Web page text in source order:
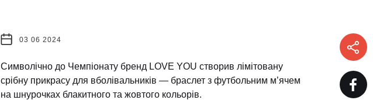
03 06 2024
Символічно до Чемпіонату бренд LOVE YOU створив лімітовану
срібну прикрасу для вболівальників — браслет з футбольним м’ячем
на шнурочках блакитного та жовтого кольорів.